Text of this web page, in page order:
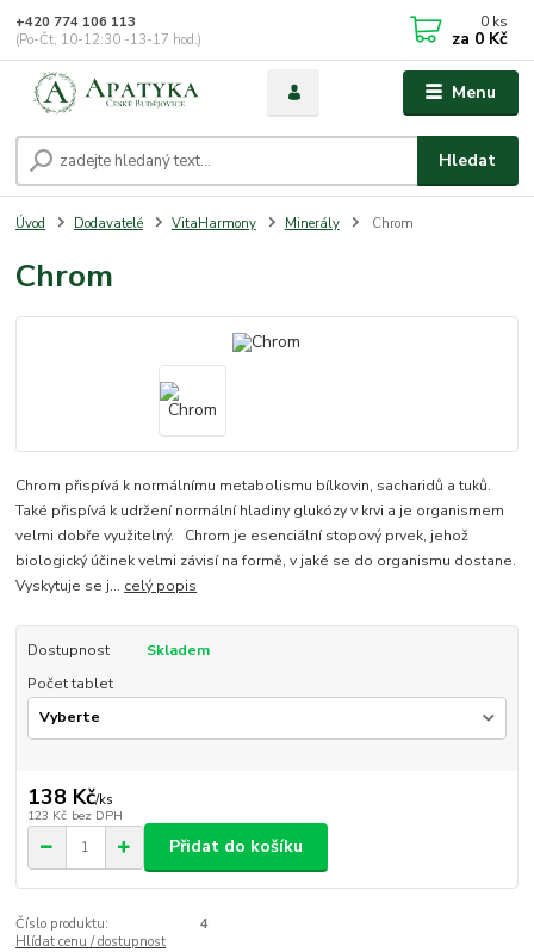
Menu
Hledat
+420 774 106 113
(Po-Čt, 10-12:30 -13-17 hod.)
0 ks
za 0 Kč
Úvod Dodavatelé VitaHarmony Minerály Chrom
Chrom
Chrom přispívá k normálnímu metabolismu bílkovin, sacharidů a tuků.
Také přispívá k udržení normální hladiny glukózy v krvi a je organismem
velmi dobře využitelný. Chrom je esenciální stopový prvek, jehož
biologický účinek velmi závisí na formě, v jaké se do organismu dostane.
Vyskytuje se j... celý popis
Dostupnost
Skladem
Počet tablet
138 Kč/ks
123 Kč bez DPH
Přidat do košíku
Číslo produktu:
4
Hlídat cenu / dostupnost